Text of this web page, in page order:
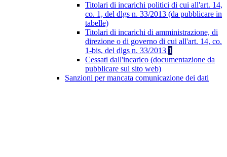
Titolari di incarichi politici di cui all'art. 14,
co. 1, del dlgs n. 33/2013 (da pubblicare in
tabelle)
Titolari di incarichi di amministrazione, di
direzione o di governo di cui all'art. 14, co.
1-bis, del dlgs n. 33/2013 1
Cessati dall'incarico (documentazione da
pubblicare sul sito web)
Sanzioni per mancata comunicazione dei dati